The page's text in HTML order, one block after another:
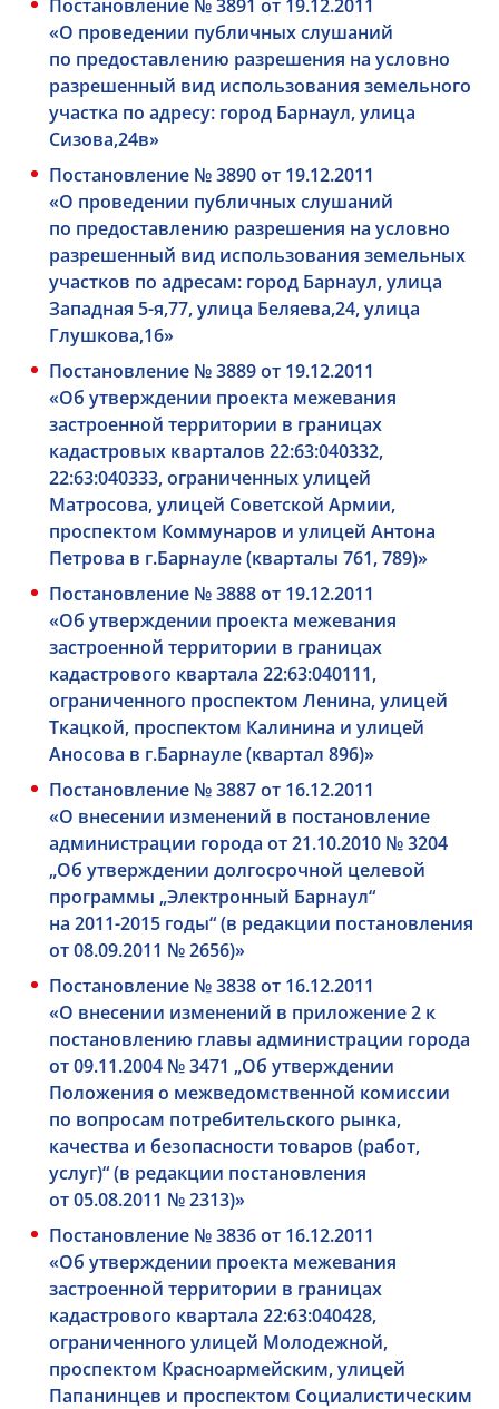
Постановление № 3891 от 19.12.2011
«О проведении публичных слушаний
по предоставлению разрешения на условно
разрешенный вид использования земельного
участка по адресу: город Барнаул, улица
Сизова,24в»
Постановление № 3890 от 19.12.2011
«О проведении публичных слушаний
по предоставлению разрешения на условно
разрешенный вид использования земельных
участков по адресам: город Барнаул, улица
Западная 5-я,77, улица Беляева,24, улица
Глушкова,16»
Постановление № 3889 от 19.12.2011
«Об утверждении проекта межевания
застроенной территории в границах
кадастровых кварталов 22:63:040332,
22:63:040333, ограниченных улицей
Матросова, улицей Советской Армии,
проспектом Коммунаров и улицей Антона
Петрова в г.Барнауле (кварталы 761, 789)»
Постановление № 3888 от 19.12.2011
«Об утверждении проекта межевания
застроенной территории в границах
кадастрового квартала 22:63:040111,
ограниченного проспектом Ленина, улицей
Ткацкой, проспектом Калинина и улицей
Аносова в г.Барнауле (квартал 896)»
Постановление № 3887 от 16.12.2011
«О внесении изменений в постановление
администрации города от 21.10.2010 № 3204
„Об утверждении долгосрочной целевой
программы „Электронный Барнаул“
на 2011-2015 годы“(в редакции постановления
от 08.09.2011 № 2656)»
Постановление № 3838 от 16.12.2011
«О внесении изменений в приложение 2 к
постановлению главы администрации города
от 09.11.2004 № 3471 „Об утверждении
Положения о межведомственной комиссии
по вопросам потребительского рынка,
качества и безопасности товаров (работ,
услуг)“ (в редакции постановления
от 05.08.2011 № 2313)»
Постановление № 3836 от 16.12.2011
«Об утверждении проекта межевания
застроенной территории в границах
кадастрового квартала 22:63:040428,
ограниченного улицей Молодежной,
проспектом Красноармейским, улицей
Папанинцев и проспектом Социалистическим